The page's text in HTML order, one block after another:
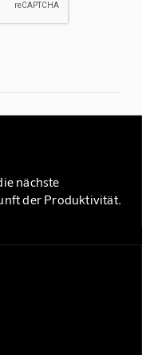
nächste
der Produktivität.